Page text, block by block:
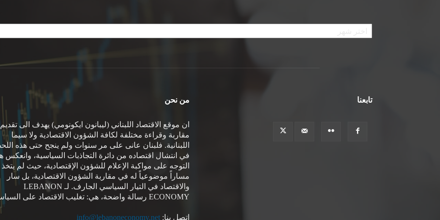
الأرشيف
من نحن
ان موقع الاقتصاد اللبناني (ليبانون ايكونومي) يهدف الى تقديم
مقاربة وقراءة مختلفة لكافة الشؤون الاقتصادية ولا سيما
اللبنانية. فلبنان عانى على مر سنوات ولم ينجح حتى هذه
في انتشال اقتصاده من دائرة التجاذبات السياسية، وانعكس
التوجه على مواكبة الإعلام للشؤون الإقتصادية، حيث لم يتخذ
مساراً موضوعياً له في مقاربة الشؤون الاقتصادية، بل سار
والاقتصاد في التيار السياسي الجارف. لـ LEBANON
ECONOMY رسالة واضحة، هي: تغليب الاقتصاد على السياسة.
اتصل بنا: info@lebanoneconomy.net
تابعنا